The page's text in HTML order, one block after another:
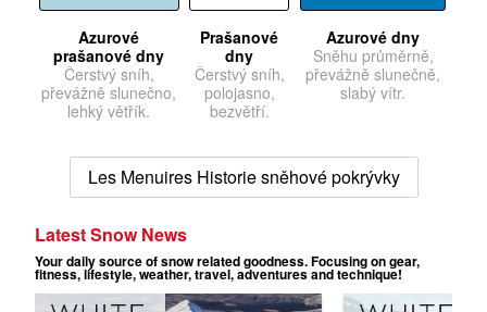
Azurové
prašanové dny
Čerstvý sníh,
převážně slunečno,
lehký větřík.
Prašanové
dny
Čerstvý sníh,
polojasno,
bezvětří.
Azurové dny
Sněhu průměrně,
převážně slunečně,
slabý vítr.
Les Menuires Historie sněhové pokrývky